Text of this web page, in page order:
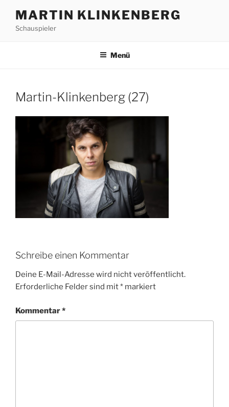
Inhalt
springen
MARTIN KLINKENBERG
Schauspieler
Menü
Martin-Klinkenberg (27)
Schreibe einen Kommentar
Deine E-Mail-Adresse wird nicht veröffentlicht.
Erforderliche Felder sind mit* markiert
Kommentar*